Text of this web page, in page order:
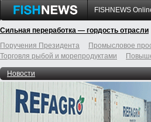
FISHNEWS
Сильная переработка — гордость отрасли
Поручения Президента
Промысловое
Торговля рыбой и морепродуктами
Новости